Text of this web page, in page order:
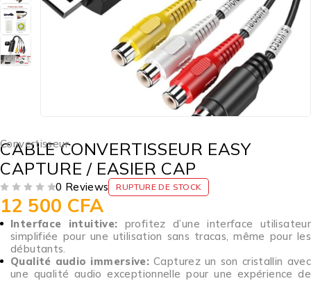
Convertisseur
CABLE CONVERTISSEUR EASY
CAPTURE / EASIER CAP
0 Reviews RUPTURE DE STOCK
12 500 CFA
Interface intuitive: profitez d’une interface utilisateur
simplifiée pour une utilisation sans tracas, même pour les
débutants.
Qualité audio immersive: Capturez un son cristallin avec
une qualité audio exceptionnelle pour une expérience de